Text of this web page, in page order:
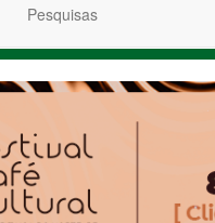
Pesquisas